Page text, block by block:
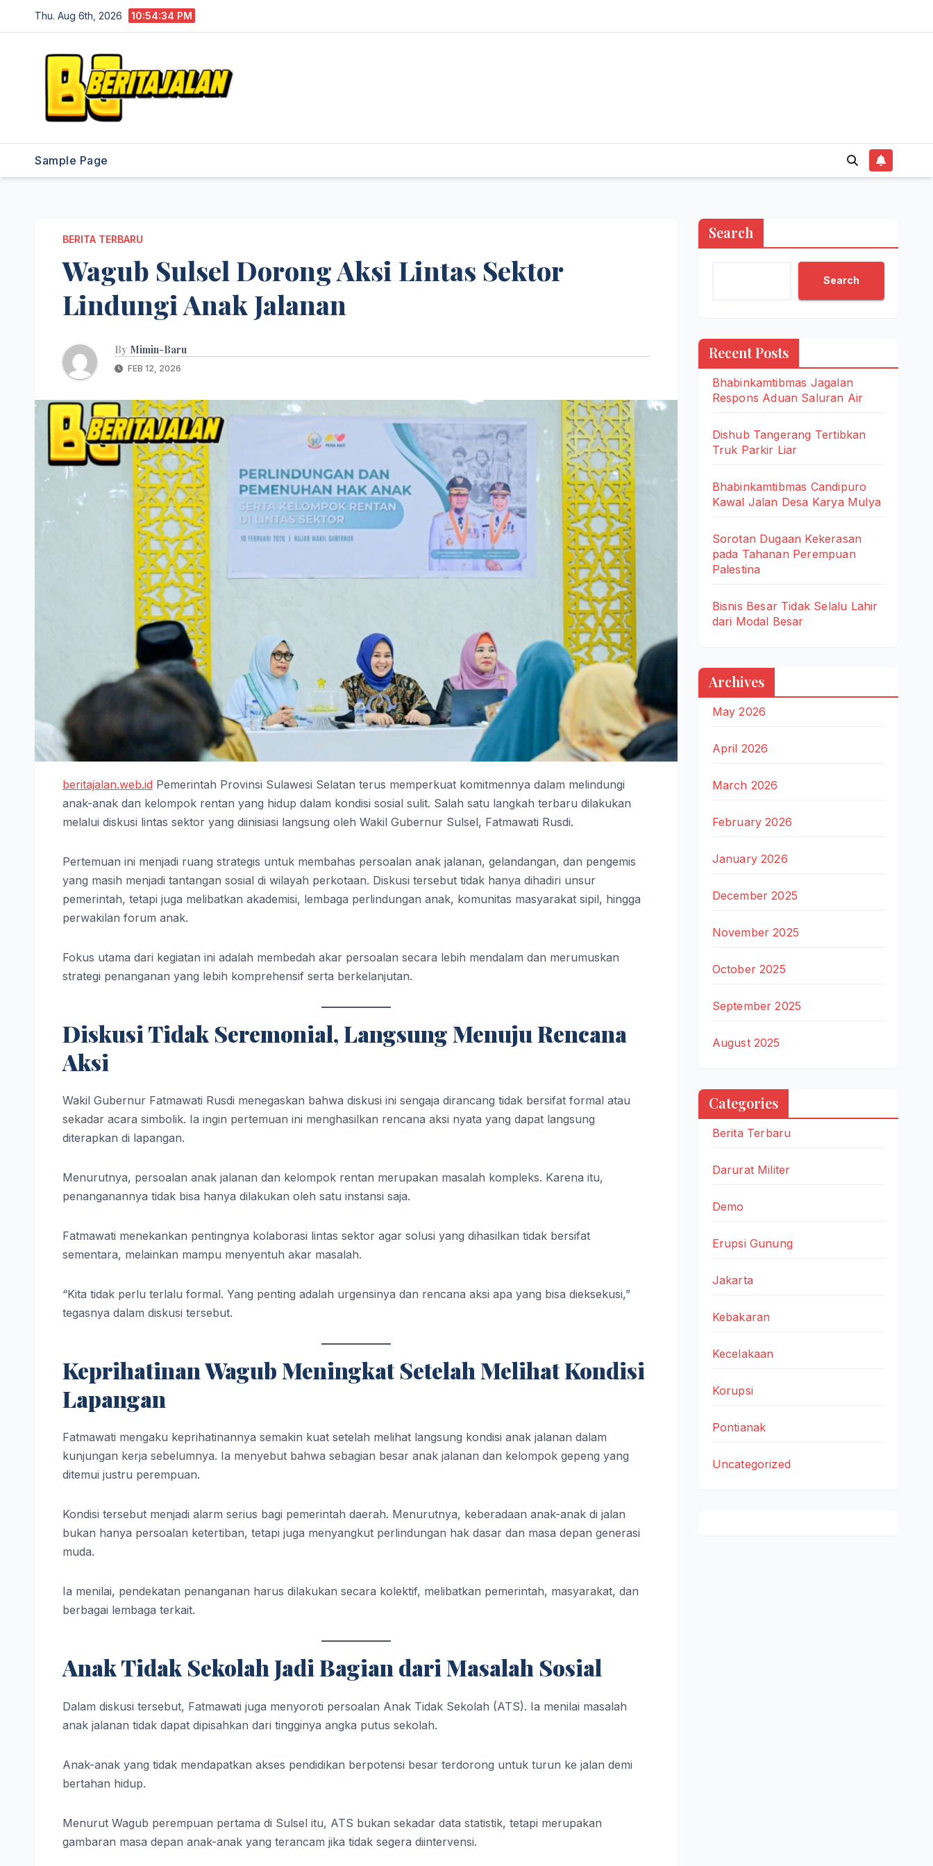
to
Thu. Aug 6th, 2026 10:54:35 PM
Sample Page
BERITA TERBARU
Wagub Sulsel Dorong Aksi Lintas Sektor
Lindungi Anak Jalanan
By Mimin-Baru
FEB 12, 2026
beritajalan.web.id Pemerintah Provinsi Sulawesi Selatan terus memperkuat komitmennya dalam melindungi
anak-anak dan kelompok rentan yang hidup dalam kondisi sosial sulit. Salah satu langkah terbaru dilakukan
melalui diskusi lintas sektor yang diinisiasi langsung oleh Wakil Gubernur Sulsel, Fatmawati Rusdi.
Pertemuan ini menjadi ruang strategis untuk membahas persoalan anak jalanan, gelandangan, dan pengemis
yang masih menjadi tantangan sosial di wilayah perkotaan. Diskusi tersebut tidak hanya dihadiri unsur
pemerintah, tetapi juga melibatkan akademisi, lembaga perlindungan anak, komunitas masyarakat sipil, hingga
perwakilan forum anak.
Fokus utama dari kegiatan ini adalah membedah akar persoalan secara lebih mendalam dan merumuskan
strategi penanganan yang lebih komprehensif serta berkelanjutan.
Diskusi Tidak Seremonial, Langsung Menuju Rencana
Aksi
Wakil Gubernur Fatmawati Rusdi menegaskan bahwa diskusi ini sengaja dirancang tidak bersifat formal atau
sekadar acara simbolik. Ia ingin pertemuan ini menghasilkan rencana aksi nyata yang dapat langsung
diterapkan di lapangan.
Menurutnya, persoalan anak jalanan dan kelompok rentan merupakan masalah kompleks. Karena itu,
penanganannya tidak bisa hanya dilakukan oleh satu instansi saja.
Fatmawati menekankan pentingnya kolaborasi lintas sektor agar solusi yang dihasilkan tidak bersifat
sementara, melainkan mampu menyentuh akar masalah.
“Kita tidak perlu terlalu formal. Yang penting adalah urgensinya dan rencana aksi apa yang bisa dieksekusi,”
tegasnya dalam diskusi tersebut.
Keprihatinan Wagub Meningkat Setelah Melihat Kondisi
Lapangan
Fatmawati mengaku keprihatinannya semakin kuat setelah melihat langsung kondisi anak jalanan dalam
kunjungan kerja sebelumnya. Ia menyebut bahwa sebagian besar anak jalanan dan kelompok gepeng yang
ditemui justru perempuan.
Kondisi tersebut menjadi alarm serius bagi pemerintah daerah. Menurutnya, keberadaan anak-anak di jalan
bukan hanya persoalan ketertiban, tetapi juga menyangkut perlindungan hak dasar dan masa depan generasi
muda.
Ia menilai, pendekatan penanganan harus dilakukan secara kolektif, melibatkan pemerintah, masyarakat, dan
berbagai lembaga terkait.
Anak Tidak Sekolah Jadi Bagian dari Masalah Sosial
Dalam diskusi tersebut, Fatmawati juga menyoroti persoalan Anak Tidak Sekolah (ATS). Ia menilai masalah
anak jalanan tidak dapat dipisahkan dari tingginya angka putus sekolah.
Anak-anak yang tidak mendapatkan akses pendidikan berpotensi besar terdorong untuk turun ke jalan demi
bertahan hidup.
Menurut Wagub perempuan pertama di Sulsel itu, ATS bukan sekadar data statistik, tetapi merupakan
gambaran masa depan anak-anak yang terancam jika tidak segera diintervensi.
Search
Search
Recent Posts
Bhabinkamtibmas Jagalan
Respons Aduan Saluran Air
Dishub Tangerang Tertibkan
Truk Parkir Liar
Bhabinkamtibmas Candipuro
Kawal Jalan Desa Karya Mulya
Sorotan Dugaan Kekerasan
pada Tahanan Perempuan
Palestina
Bisnis Besar Tidak Selalu Lahir
dari Modal Besar
Archives
May 2026
April 2026
March 2026
February 2026
January 2026
December 2025
November 2025
October 2025
September 2025
August 2025
Categories
Berita Terbaru
Darurat Militer
Demo
Erupsi Gunung
Jakarta
Kebakaran
Kecelakaan
Korupsi
Pontianak
Uncategorized